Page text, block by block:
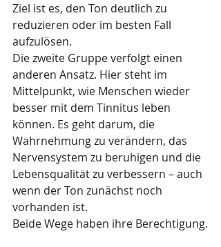
Ziel ist es, den Ton deutlich zu
reduzieren oder im besten Fall
aufzulösen.
Die zweite Gruppe verfolgt einen
anderen Ansatz. Hier steht im
Mittelpunkt, wie Menschen wieder
besser mit dem Tinnitus leben
können. Es geht darum, die
Wahrnehmung zu verändern, das
Nervensystem zu beruhigen und die
Lebensqualität zu verbessern – auch
wenn der Ton zunächst noch
vorhanden ist.
Beide Wege haben ihre Berechtigung.